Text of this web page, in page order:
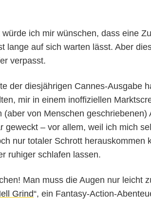
ich mir wünschen, dass eine
lange auf sich warten lässt. Aber
verpasst.
der diesjährigen Cannes-Ausgabe
mir in einem inoffiziellen
(aber von Menschen
geweckt – vor allem, weil ich mich
nur totaler Schrott herauskommen
ruhiger schlafen lassen.
Man muss die Augen nur leicht
Grind“, ein Fantasy-Action-
Higgsfield